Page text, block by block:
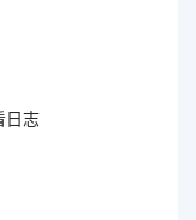
日志